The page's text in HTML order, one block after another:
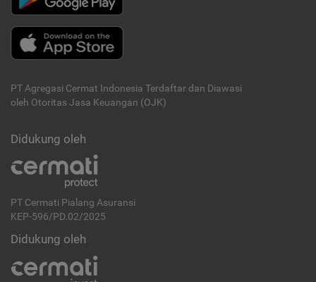
PT Agregasi Cermat Indonesia Terdaftar dan Diawasi
oleh Otoritas Jasa Keuangan (OJK)
Didukung oleh
PT Cermati Pialang Asuransi
KEP-596/PD.02/2025
Didukung oleh